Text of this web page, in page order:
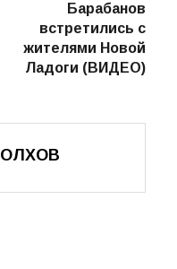
Барабанов
встретились с
жителями Новой
Ладоги (ВИДЕО)